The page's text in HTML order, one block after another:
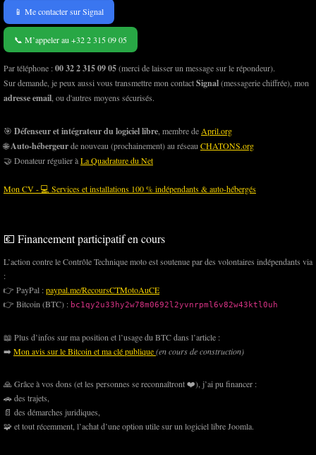
📱 Me contacter sur Signal
📞 M’appeler au +32 2 315 09 05
Par téléphone :00 32 2 315 09 05(merci de laisser un message sur le répondeur).
Sur demande, je peux aussi vous transmettre mon contactSignal(messagerie chiffrée), mon
adresse email , ou d'autres moyens sécurisés.
🎯 Défenseur et intégrateur du logiciel libre , membre de April.org
🌐Auto-hébergeurde nouveau (prochainement) au réseau CHATONS.org
🤝 Donateur régulier àLa Quadrature du Net
Mon CV - 💻 Services et installations 100 % indépendants & auto-hébergés
💶 Financement participatif en cours
L’action contre le Contrôle Technique moto est soutenue par des volontaires indépendants via
:
👉 PayPal :paypal.me/RecoursCTMotoAuCE
👉 Bitcoin (BTC) : bc1qy2u33hy2w78m0692l2yvnrpml6v82w43ktl0uh
📖 Plus d’infos sur ma position et l’usage du BTC dans l’article :
➡️ Mon avis sur le Bitcoin et ma clé publique(en cours de construction)
🙏 Grâce à vos dons (et les personnes se reconnaîtront ❤️), j’ai pu financer :
🚗 des trajets,
📄 des démarches juridiques,
🧩 et tout récemment, l’achat d’une option utile sur un logiciel libre Joomla.